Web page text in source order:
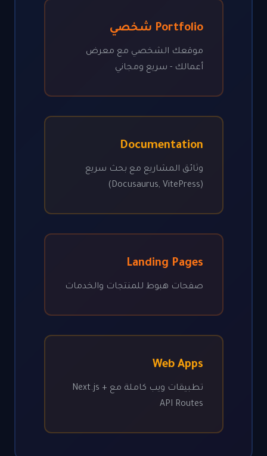
Portfolio شخصي
موقعك الشخصي مع معرض
أعمالك - سريع ومجاني
Documentation
وثائق المشاريع مع بحث سريع
Landing Pages
صفحات هبوط للمنتجات والخدمات
Web Apps
تطبيقات ويب كاملة مع Next.js +